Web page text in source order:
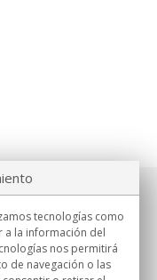
tecnologías como
a la información del
nos permitirá
de navegación o las